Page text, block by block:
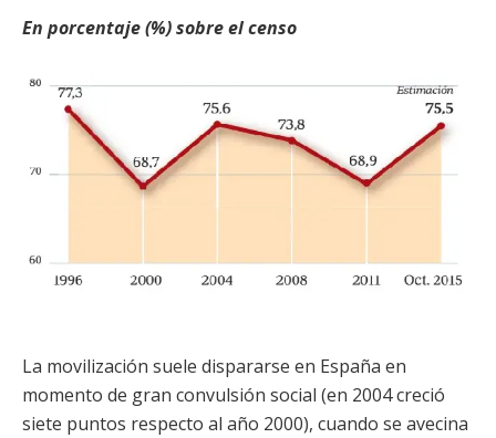
En porcentaje (%) sobre el censo
La movilización suele dispararse en España en
momento de gran convulsión social (en 2004 creció
siete puntos respecto al año 2000), cuando se avecina